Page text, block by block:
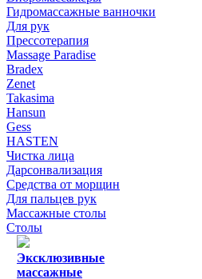
Гидромассажные ванночки
Для рук
Прессотерапия
Massage Paradise
Bradex
Zenet
Takasima
Hansun
Gess
HASTEN
Чистка лица
Дарсонвализация
Средства от морщин
Для пальцев рук
Массажные столы
Столы
Эксклюзивные
массажные